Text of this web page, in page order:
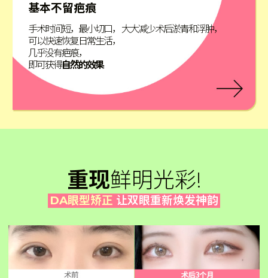
基本不留疤痕
手术时间短，最小切口， 大大减少术后淤青和浮肿，
可以快速恢复日常生活，
几乎没有疤痕，
即可获得自然的效果
重现鲜明光彩!
DA眼型矫正 让双眼重新焕发神韵